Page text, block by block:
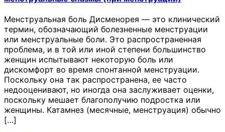
Менструальная боль Дисменорея — это клинический
термин, обозначающий болезненные менструации
или менструальные боли. Это распространенная
проблема, и в той или иной степени большинство
женщин испытывают некоторую боль или
дискомфорт во время спонтанной менструации.
Поскольку она так распространена, ее часто
недооценивают, но иногда она заслуживает оценки,
поскольку мешает благополучию подростка или
женщины. Катамнез (месячные, менструация) обычно
[…]